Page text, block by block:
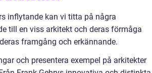
inflytande kan vi titta på några
till en viss arkitekt och deras förmåga
framgång och erkännande.
och presentera exempel på arkitekter